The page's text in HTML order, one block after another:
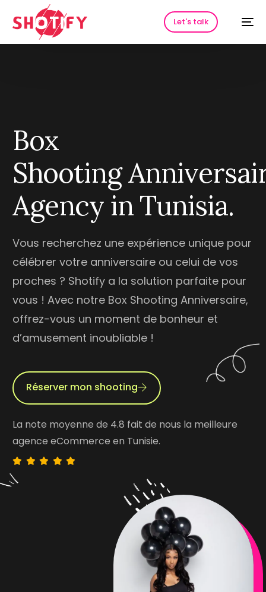
Let's talk
Box
ShootingAnniversai
Agency inTunisia.
Vous recherchez une expérience unique pour
célébrer votre anniversaire ou celui de vos
proches ? Shotify a la solution parfaite pour
vous ! Avec notre Box Shooting Anniversaire,
offrez-vous un moment de bonheur et
d’amusement inoubliable !
Réserver mon shooting
La note moyenne de 4.8 fait de nous la meilleure
agence eCommerce en Tunisie.
HOT